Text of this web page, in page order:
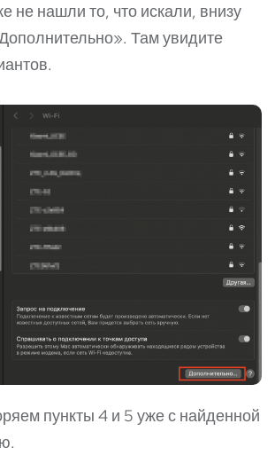
не нашли то, что искали, внизу
Там увидите
пункты 4 и 5 уже с найденной